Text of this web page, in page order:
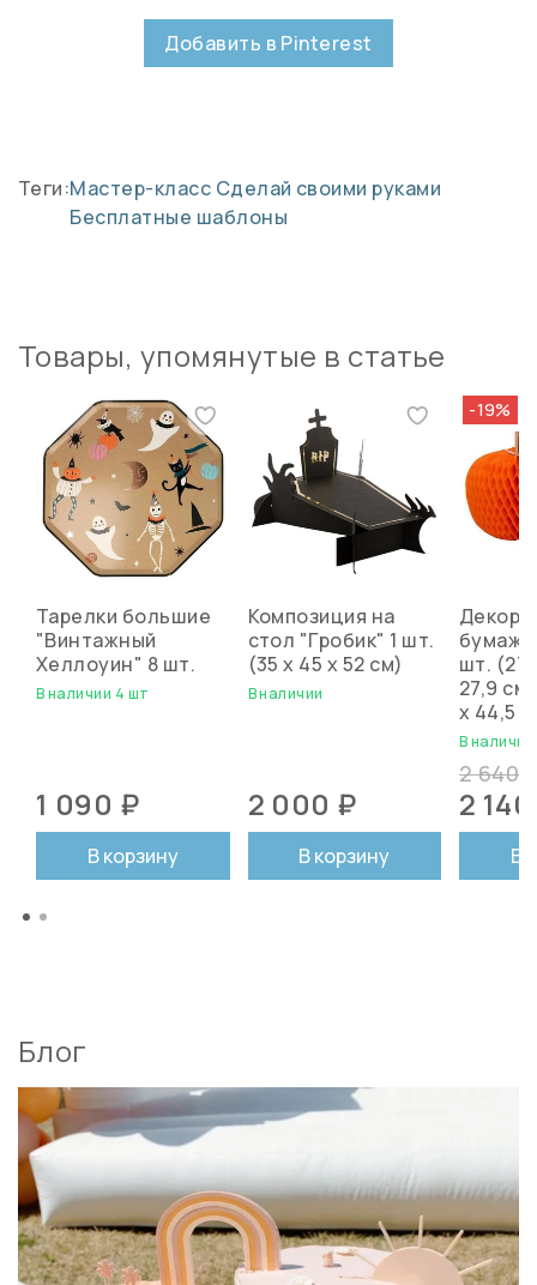
Добавить в Pinterest
Теги:Мастер-класс Сделай своими руками
Бесплатные шаблоны
Товары, упомянутые в статье
Тарелки большие
"Винтажный
Хеллоуин" 8 шт.
В наличии 4 шт
1 090 ₽
В корзину
Композиция на
стол "Гробик" 1 шт.
(35 х 45 х 52 см)
В наличии
2 000 ₽
В корзину
-19%
шт.
27,9
х 44,5
В
2 640
2
В
Блог